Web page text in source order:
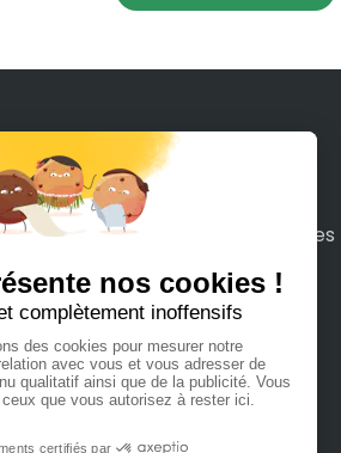
louez en quelques clics tous les
imaginer.
Español